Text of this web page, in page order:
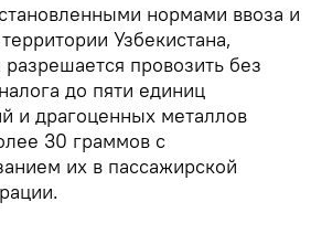
нормами ввоза и
Узбекистана,
провозить без
до пяти единиц
и драгоценных металлов
30 граммов с
их в пассажирской